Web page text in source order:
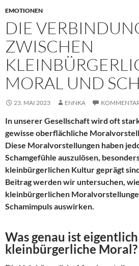
EMOTIONEN
DIE
ZWISCHEN
MORAL UND
23. MAI 2023 ENNKA
In unserer Gesellschaft wird oft
gewisse oberflächliche
Diese Moralvorstellungen haben
Schamgefühle auszulösen,
kleinbürgerlichen Kultur geprägt
Beitrag werden wir untersuchen,
kleinbürgerlichen
Schamimpuls auswirken.
Was genau ist eigentlich
kleinbürgerliche Moral?